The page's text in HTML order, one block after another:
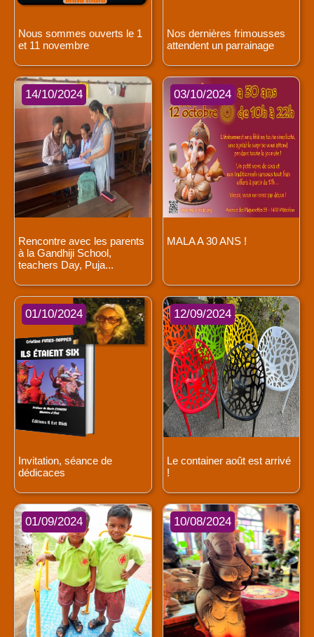
Nous sommes ouverts le 1
et 11 novembre
Nos dernières frimousses
attendent un parrainage
14/10/2024
Rencontre avec les parents
à la Gandhiji School,
teachers Day, Puja...
03/10/2024
MALA A 30 ANS !
01/10/2024
Invitation, séance de
dédicaces
12/09/2024
Le container août est arrivé
!
01/09/2024 10/08/2024